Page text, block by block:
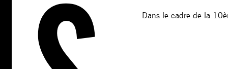
Dans le cadre de la